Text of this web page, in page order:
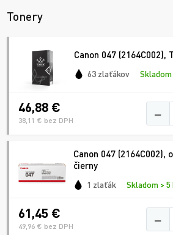
Tonery
Canon 047
63 zlaťákov Skladom
46,88 €
38,11 € bez DPH −
Canon 047 (2164C002),
čierny
1 zlaťák Skladom > 5
61,45 €
49,96 € bez DPH −